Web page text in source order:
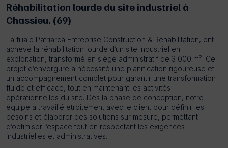
Réhabilitation lourde du site industriel à
Chassieu. (69)
La filiale Patriarca Entreprise Construction & Réhabilitation, ont
achevé la réhabilitation lourde d’un site industriel en
exploitation, transformé en siège administratif de 3 000 m². Ce
projet d’envergure a nécessité une planification rigoureuse et
un accompagnement complet pour garantir une transformation
fluide et efficace, tout en maintenant les activités
opérationnelles du site. Dès la phase de conception, notre
équipe a travaillé étroitement avec le client pour définir les
besoins et élaborer des solutions sur mesure, permettant
d’optimiser l’espace tout en respectant les exigences
industrielles et administratives.